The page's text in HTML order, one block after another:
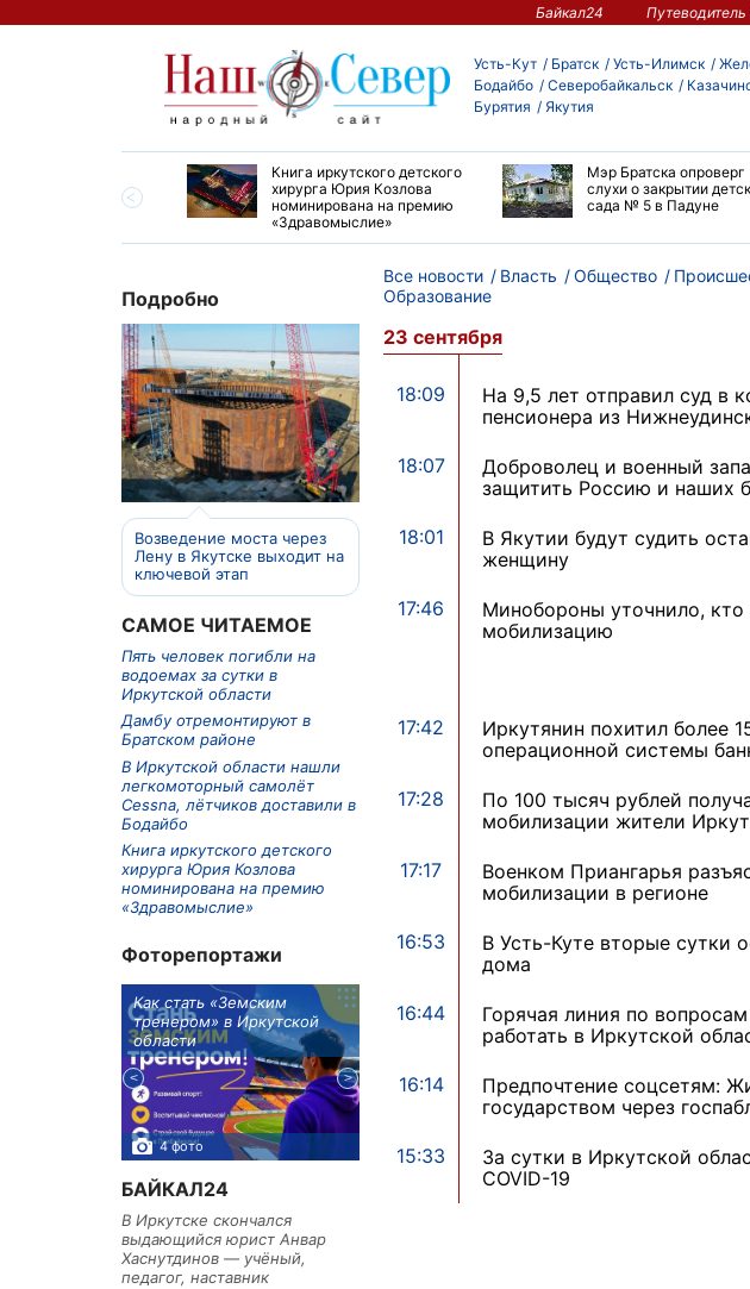
Байкал24 Путеводитель
Усть-Кут Братск Усть-Илимск
Бодайбо
Северобайкальск
Бурятия
Якутия
большой эстафеты
Книга иркутского детского
хирурга Юрия Козлова
номинирована на премию
«Здравомыслие»
Мэр Братска опроверг
слухи о закрытии
сада № 5 в Падуне
Подробно
Возведение моста через
Лену в Якутске выходит на
ключевой этап
САМОЕ ЧИТАЕМОЕ
Пять человек погибли на
водоемах за сутки в
Иркутской области
Дамбу отремонтируют в
Братском районе
В Иркутской области нашли
легкомоторный самолёт
Cessna, лётчиков доставили в
Бодайбо
Книга иркутского детского
хирурга Юрия Козлова
номинирована на премию
«Здравомыслие»
Фоторепортажи
Как стать «Земским
тренером» в Иркутской
области
4 фото
Три охотника за черемшой
пропали в Киренском
3 фото
миллионов
области
БАЙКАЛ24
В Иркутске скончался
выдающийся юрист Анвар
Хаснутдинов — учёный,
педагог, наставник
Все новости Власть Общество
Образование
23 сентября
18:09
На 9,5 лет отправил суд в
пенсионера из
18:07
Доброволец и военный
защитить Россию и наших
18:01
В Якутии будут судить
женщину
17:46
Минобороны уточнило,
мобилизацию
17:42
Иркутянин похитил более
операционной системы
17:28
По 100 тысяч рублей
мобилизации жители
17:17
Военком Приангарья
мобилизации в регионе
16:53
В Усть-Куте вторые сутки
дома
16:44
Горячая линия по
работать в Иркутской
16:14
Предпочтение соцсетям:
государством через
15:33
За сутки в Иркутской
COVID-19